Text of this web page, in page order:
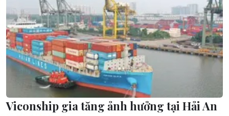
Viconship gia tăng ảnh hưởng tại Hải An